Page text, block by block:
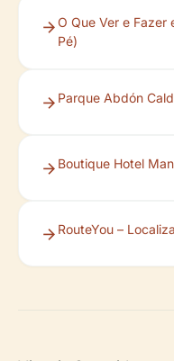
O Que Ver e Fazer
Pé)
Parque Abdón
Boutique Hotel
RouteYou –